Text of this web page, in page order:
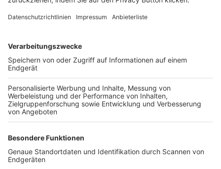
FOLGE DEM BFV
TOP-VEREINE
TOP-PARTNER